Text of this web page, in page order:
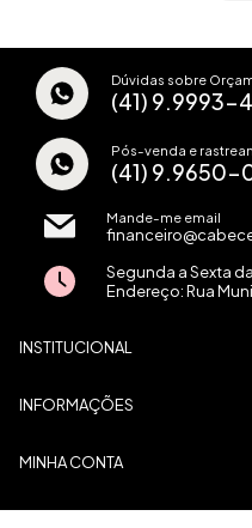
Dúvidas sobre
(41) 9.9993-
Pós-venda e
(41) 9.9650-
Mande-me email
Segunda a Sexta
Endereço: Rua
INSTITUCIONAL
INFORMAÇÕES
MINHA CONTA